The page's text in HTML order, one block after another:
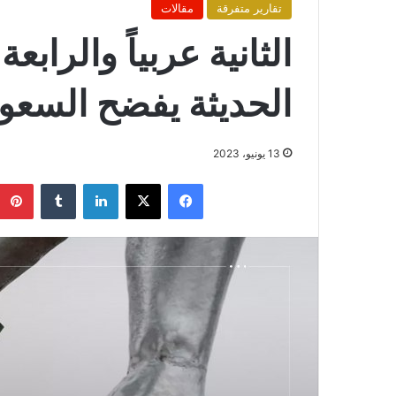
تقارير متفرقة مقالات
الثانية عربياً
الحديثة يفضح
13 يونيو، 2023
فيسبوك X لينكدإن